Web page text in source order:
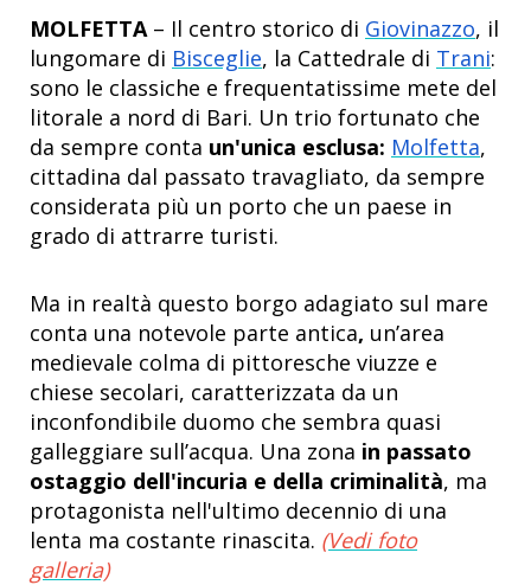
MOLFETTA – Il centro storico di Giovinazzo, il
lungomare di Bisceglie, la Cattedrale di Trani:
sono le classiche e frequentatissime mete del
litorale a nord di Bari. Un trio fortunato che
da sempre conta un'unica esclusa: Molfetta,
cittadina dal passato travagliato, da sempre
considerata più un porto che un paese in
grado di attrarre turisti.
Ma in realtà questo borgo adagiato sul mare
conta una notevole parte antica, un’area
medievale colma di pittoresche viuzze e
chiese secolari, caratterizzata da un
inconfondibile duomo che sembra quasi
galleggiare sull’acqua. Una zona in passato
ostaggio dell'incuria e della criminalità, ma
protagonista nell'ultimo decennio di una
lenta ma costante rinascita. (Vedi foto
galleria)